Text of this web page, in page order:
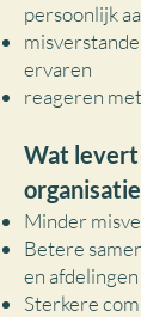
persoonlijk
ervaren
reageren
Wat
Minder
Betere
en afdelingen
Sterkere